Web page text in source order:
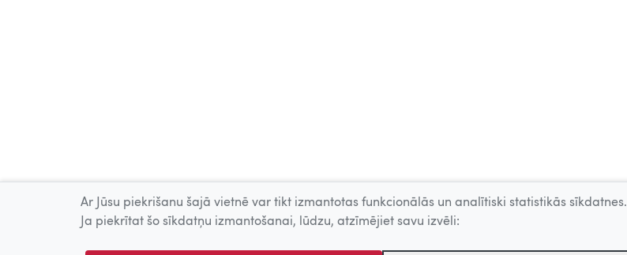
Ar Jūsu piekrišanu šajā vietnē var tikt izmantotas funkcionālās un analītiski statistikās sīkdatnes.
Ja piekrītat šo sīkdatņu izmantošanai, lūdzu, atzīmējiet savu izvēli: